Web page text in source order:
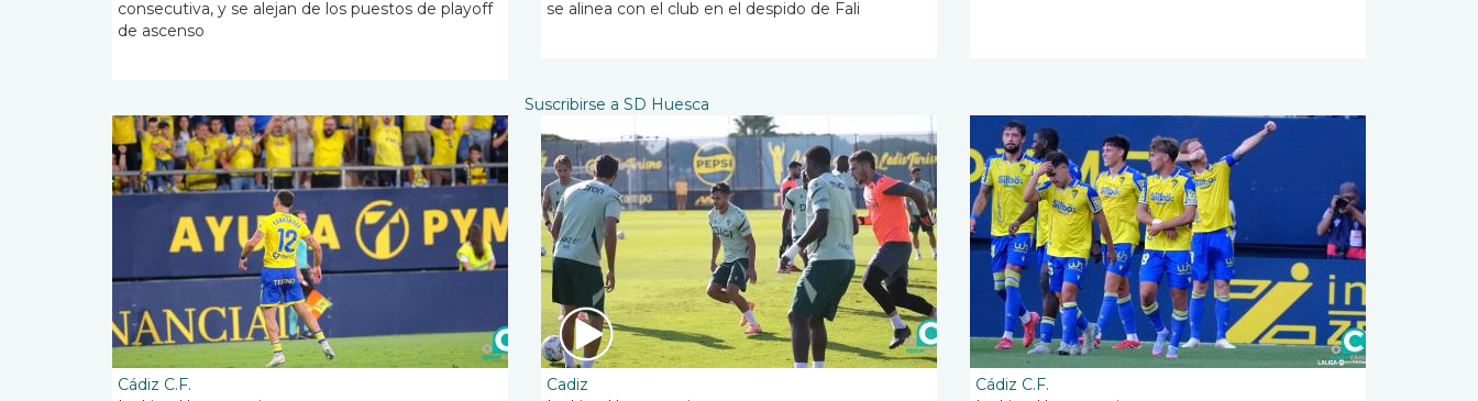
consecutiva, y se alejan de los puestos de playoff
de ascenso
se alinea con el club en el despido de Fali
Cádiz C.F.
Cadiz
Cádiz C.F.
Suscribirse a SD Huesca